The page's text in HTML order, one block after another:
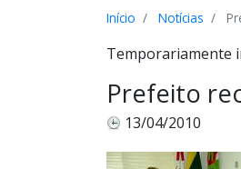
Início Notícias
Temporariamente
Prefeito
13/04/2010